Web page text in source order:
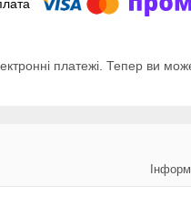
платежі. Тепер ви